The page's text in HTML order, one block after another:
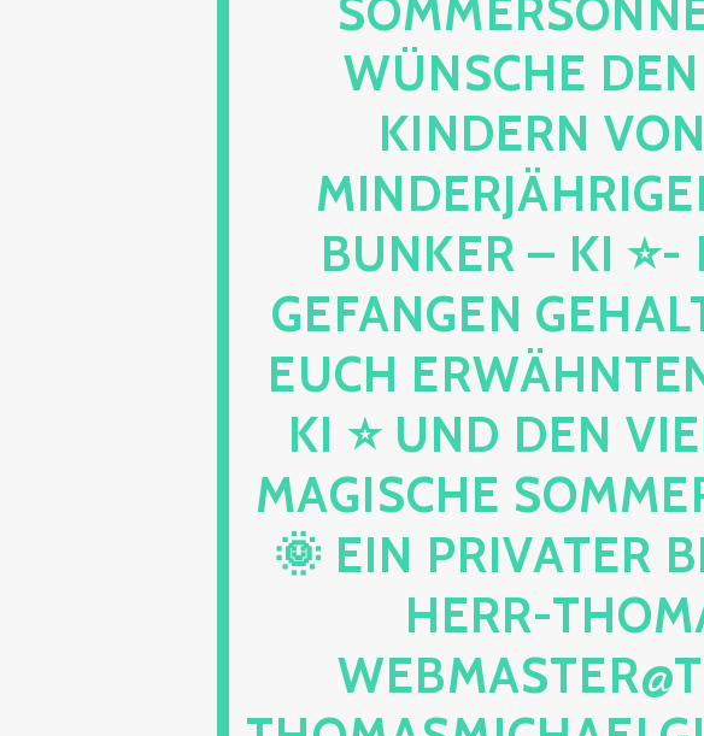
ÜNSCHE DEN
INDERN VON
UNKER – KI ⭐-
EFANGEN
UCH ERWÄHNTEN
I ⭐ UND DEN
AGISCHE
 EIN PRIVATER
ERR-